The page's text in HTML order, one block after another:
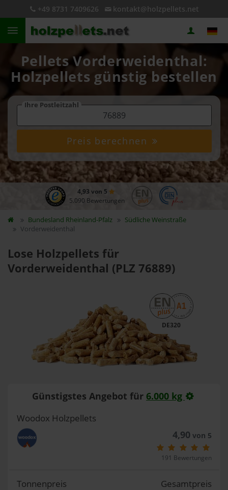
+49 8731 7409626 kontakt@holzpellets.net
Pellets Vorderweidenthal:
Holzpellets günstig bestellen
Ihre Postleitzahl
Preis berechnen
4,93 von 5
5.090 Bewertungen
Bundesland Rheinland-Pfalz
Südliche Weinstraße
Vorderweidenthal
Lose Holzpellets für
Vorderweidenthal (PLZ 76889)
DE320
Günstigstes Angebot für 6.000 kg
Woodox Holzpellets
4,90 von 5
191 Bewertungen
Tonnenpreis Gesamtpreis